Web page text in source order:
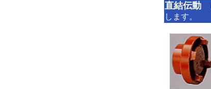
直結伝動
します。